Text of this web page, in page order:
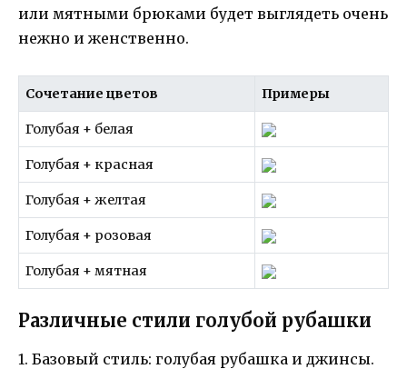
или мятными брюками будет выглядеть очень
нежно и женственно.
Сочетание цветов Примеры
Голубая + белая
Голубая + красная
Голубая + желтая
Голубая + розовая
Голубая + мятная
Различные стили голубой рубашки
1. Базовый стиль: голубая рубашка и джинсы.